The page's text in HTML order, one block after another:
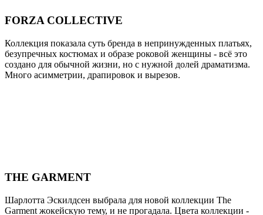
FORZA COLLECTIVE
Коллекция показала суть бренда в непринужденных платьях,
безупречных костюмах и образе роковой женщины - всё это
создано для обычной жизни, но с нужной долей драматизма.
Много асимметрии, драпировок и вырезов.
THE GARMENT
Шарлотта Эскилдсен выбрала для новой коллекции The
Garment жокейскую тему, и не прогадала. Цвета коллекции -